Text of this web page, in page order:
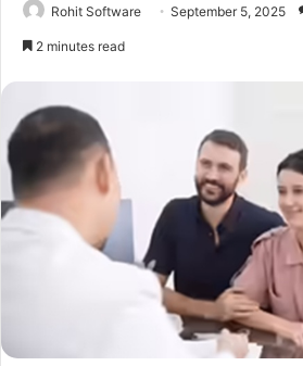
Rohit Software September 5, 2025
2 minutes read